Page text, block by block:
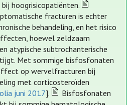
hoogrisicopatiënten.
fracturen is echter
behandeling, en het risico
hoewel zeldzaam
atypische subtrochanterische
Met sommige bisfosfonaten
op wervelfracturen bij
met corticosteroïden
juni 2017].
Bisfosfonaten